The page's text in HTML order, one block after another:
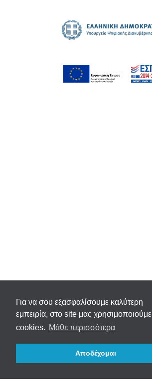
Για να σου εξασφαλίσουμε καλύτερη
εμπειρία, στο site μας χρησιμοποιούμε
cookies. Μάθε περισσότερα
Αποδέχομαι